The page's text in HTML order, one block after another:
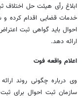
ابلاغ رأی هیئت حل اختلاف
خدمات قضایی اقدام کرده
احوال باید گواهی ثبت
ارائه دهد.
اعلام واقعه فوت
وی درباره چگونی روند
سازمان ثبت احوال برای